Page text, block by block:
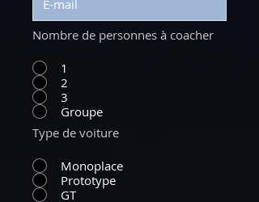
Nombre de personnes à coacher
1
2
3
Groupe
Type de voiture
Monoplace
Prototype
GT